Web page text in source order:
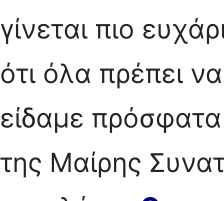
γίνεται πιο
ότι όλα πρέπει
είδαμε
της Μαίρης